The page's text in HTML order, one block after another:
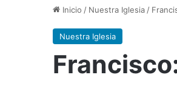
Inicio / Nuestra Iglesia /
Nuestra Iglesia